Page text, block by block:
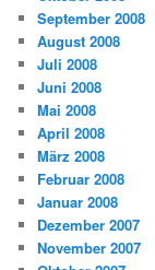
September 2008
August 2008
Juli 2008
Juni 2008
Mai 2008
April 2008
März 2008
Februar 2008
Januar 2008
Dezember 2007
November 2007